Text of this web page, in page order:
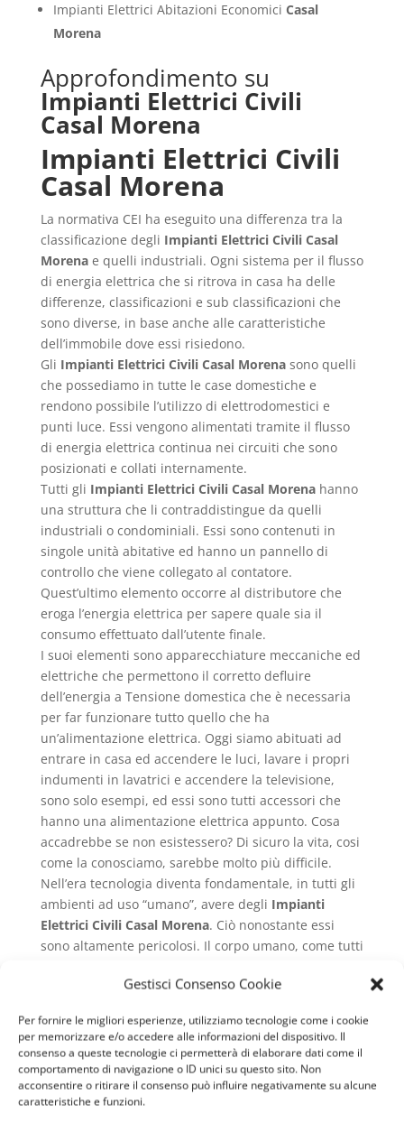
Gestisci Consenso Cookie
Per fornire le migliori esperienze, utilizziamo tecnologie come i cookie
per memorizzare e/o accedere alle informazioni del dispositivo. Il
consenso a queste tecnologie ci permetterà di elaborare dati come il
comportamento di navigazione o ID unici su questo sito. Non
acconsentire o ritirare il consenso può influire negativamente su alcune
caratteristiche e funzioni.
Impianti Elettrici Abitazioni Economici Casal
Morena
Approfondimento su
Impianti Elettrici Civili
Casal Morena
Impianti Elettrici Civili
Casal Morena
La normativa CEI ha eseguito una differenza tra la
classificazione degli Impianti Elettrici Civili Casal
Morenae quelli industriali. Ogni sistema per il flusso
di energia elettrica che si ritrova in casa ha delle
differenze, classificazioni e sub classificazioni che
sono diverse, in base anche alle caratteristiche
dell’immobile dove essi risiedono.
Gli Impianti Elettrici Civili Casal Morenasono quelli
che possediamo in tutte le case domestiche e
rendono possibile l’utilizzo di elettrodomestici e
punti luce. Essi vengono alimentati tramite il flusso
di energia elettrica continua nei circuiti che sono
posizionati e collati internamente.
Tutti gli Impianti Elettrici Civili Casal Morenahanno
una struttura che li contraddistingue da quelli
industriali o condominiali. Essi sono contenuti in
singole unità abitative ed hanno un pannello di
controllo che viene collegato al contatore.
Quest’ultimo elemento occorre al distributore che
eroga l’energia elettrica per sapere quale sia il
consumo effettuato dall’utente finale.
I suoi elementi sono apparecchiature meccaniche ed
elettriche che permettono il corretto defluire
dell’energia a Tensione domestica che è necessaria
per far funzionare tutto quello che ha
un’alimentazione elettrica. Oggi siamo abituati ad
entrare in casa ed accendere le luci, lavare i propri
indumenti in lavatrici e accendere la televisione,
sono solo esempi, ed essi sono tutti accessori che
hanno una alimentazione elettrica appunto. Cosa
accadrebbe se non esistessero? Di sicuro la vita, cosi
come la conosciamo, sarebbe molto più difficile.
Nell’era tecnologia diventa fondamentale, in tutti gli
ambienti ad uso “umano”, avere degli Impianti
Elettrici Civili Casal Morena. Ciò nonostante essi
sono altamente pericolosi. Il corpo umano, come tutti
elettrica e se veniamo a contatto con questa
elettrici e i sistemi che possediamo in casa, devono
essere altamente sicuri ed avere determinati
dispositivi di protezione.
Impianti Elettrici Civili